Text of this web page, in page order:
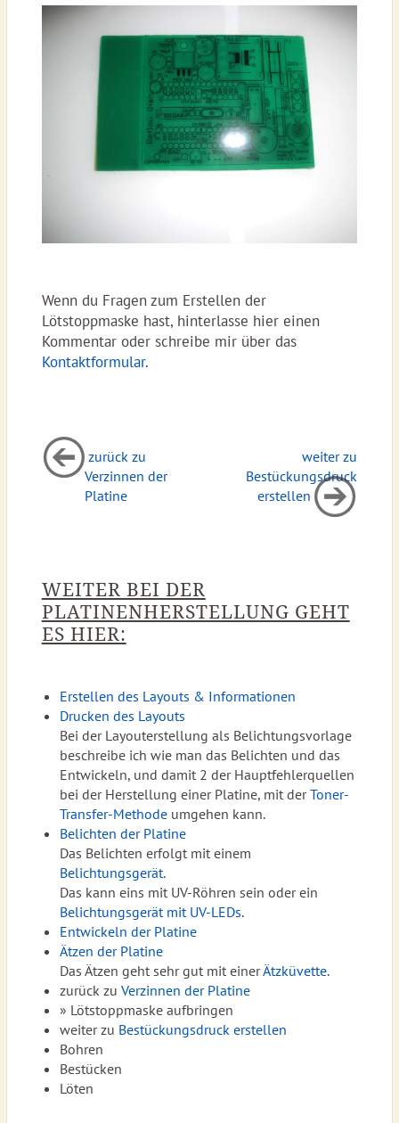
Wenn du Fragen zum Erstellen der
Lötstoppmaske hast, hinterlasse hier einen
Kommentar oder schreibe mir über das
Kontaktformular.
zurück zu
Verzinnen der
Platine
weiter zu
Bestückungsdruck
erstellen
WEITER BEI DER
PLATINENHERSTELLUNG GEHT
ES HIER:
Erstellen des Layouts & Informationen
Drucken des Layouts
Bei der Layouterstellung als Belichtungsvorlage
beschreibe ich wie man das Belichten und das
Entwickeln, und damit 2 der Hauptfehlerquellen
bei der Herstellung einer Platine, mit derToner-
Transfer-Methodeumgehen kann.
Belichten der Platine
Das Belichten erfolgt mit einem
Belichtungsgerät.
Das kann eins mit UV-Röhren sein oder ein
Belichtungsgerät mit UV-LEDs.
Entwickeln der Platine
Ätzen der Platine
Das Ätzen geht sehr gut mit einerÄtzküvette.
zurück zu Verzinnen der Platine
» Lötstoppmaske aufbringen
weiter zu Bestückungsdruck erstellen
Bohren
Bestücken
Löten